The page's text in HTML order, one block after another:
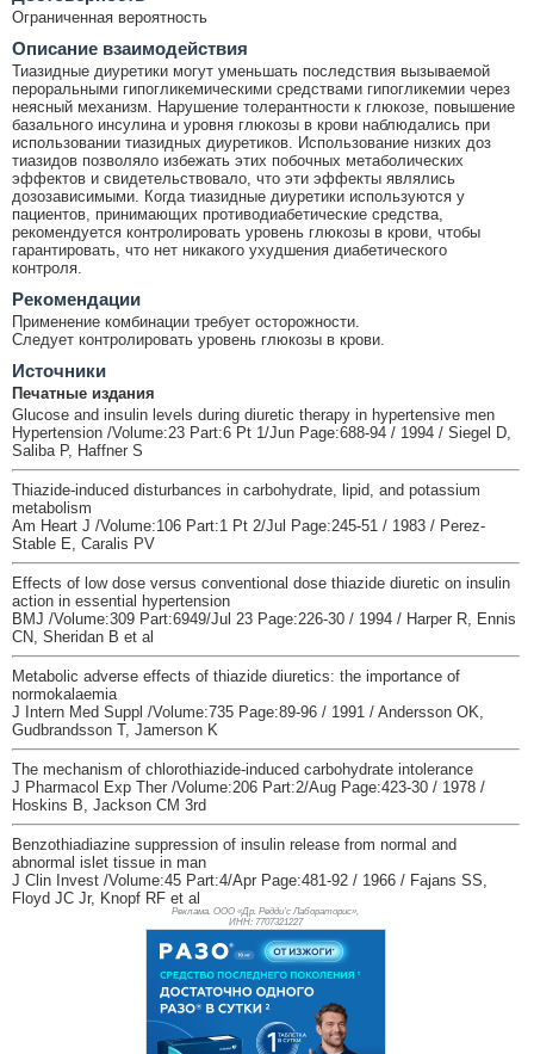
Ограниченная вероятность
Описание взаимодействия
Тиазидные диуретики могут уменьшать последствия вызываемой
пероральными гипогликемическими средствами гипогликемии через
неясный механизм. Нарушение толерантности к глюкозе, повышение
базального инсулина и уровня глюкозы в крови наблюдались при
использовании тиазидных диуретиков. Использование низких доз
тиазидов позволяло избежать этих побочных метаболических
эффектов и свидетельствовало, что эти эффекты являлись
дозозависимыми. Когда тиазидные диуретики используются у
пациентов, принимающих противодиабетические средства,
рекомендуется контролировать уровень глюкозы в крови, чтобы
гарантировать, что нет никакого ухудшения диабетического
контроля.
Рекомендации
Применение комбинации требует осторожности.
Следует контролировать уровень глюкозы в крови.
Источники
Печатные издания
Glucose and insulin levels during diuretic therapy in hypertensive men
Hypertension /Volume:23 Part:6 Pt 1/Jun Page:688-94 / 1994 / Siegel D,
Saliba P, Haffner S
Thiazide-induced disturbances in carbohydrate, lipid, and potassium
metabolism
Am Heart J /Volume:106 Part:1 Pt 2/Jul Page:245-51 / 1983 / Perez-
Stable E, Caralis PV
Effects of low dose versus conventional dose thiazide diuretic on insulin
action in essential hypertension
BMJ /Volume:309 Part:6949/Jul 23 Page:226-30 / 1994 / Harper R, Ennis
CN, Sheridan B et al
Metabolic adverse effects of thiazide diuretics: the importance of
normokalaemia
J Intern Med Suppl /Volume:735 Page:89-96 / 1991 / Andersson OK,
Gudbrandsson T, Jamerson K
The mechanism of chlorothiazide-induced carbohydrate intolerance
J Pharmacol Exp Ther /Volume:206 Part:2/Aug Page:423-30 / 1978 /
Hoskins B, Jackson CM 3rd
Benzothiadiazine suppression of insulin release from normal and
abnormal islet tissue in man
J Clin Invest /Volume:45 Part:4/Apr Page:481-92 / 1966 / Fajans SS,
Floyd JC Jr, Knopf RF et al
Реклама. ООО «Др. Редди’с Лабораторис»,
ИНН: 7707321227